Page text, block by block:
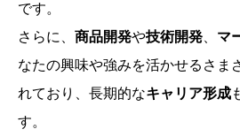
です。
さらに、 商品開発や技術開発 マ
なたの興味や強みを活かせるさま
れており、長期的なキャリア形成
す。